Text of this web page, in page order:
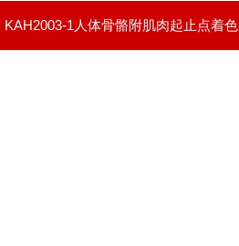
KAH2003-1人体骨骼附肌肉起止点着色模型